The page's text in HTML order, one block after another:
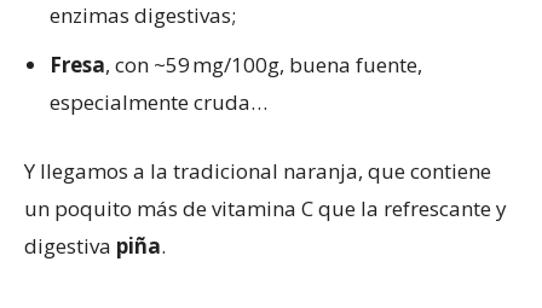
enzimas digestivas;
Fresa, con ~59 mg/100g, buena fuente,
especialmente cruda…
Y llegamos a la tradicional naranja, que contiene
un poquito más de vitamina C que la refrescante y
digestiva piña.